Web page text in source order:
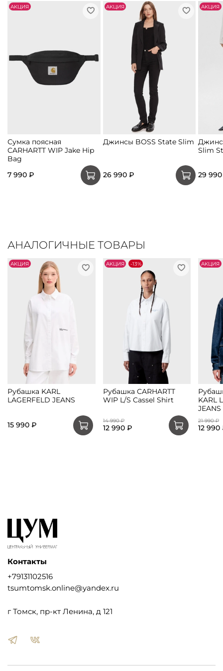
АKЦИЯ
Сумка поясная
CARHARTT WIP Jake Hip
Bag
7 990 ₽
АKЦИЯ
Джинсы BOSS State Slim
26 990 ₽
АKЦИЯ
Slim
29
АНАЛОГИЧНЫЕ ТОВАРЫ
АKЦИЯ
Рубашка KARL
LAGERFELD JEANS
15 990 ₽
АKЦИЯ -13%
Рубашка CARHARTT
WIP L/S Cassel Shirt
14 990 ₽
12 990 ₽
АKЦИЯ
KARL
JEANS
21 990 ₽
12 990
Контакты
+79131102516
tsumtomsk.online@yandex.ru
г Томск, пр-кт Ленина, д 121